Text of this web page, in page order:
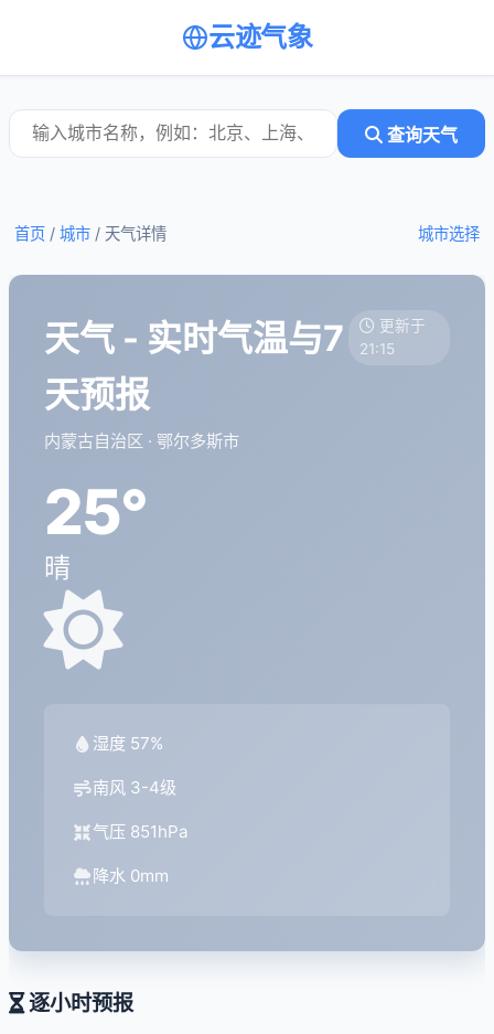
云迹气象
查询天气
城市选择
首页 / 城市 / 天气详情
天气 - 实时气温与7
天预报
内蒙古自治区 · 鄂尔多斯市
更新于
21:15
25°
晴
湿度 57%
南风 3-4级
气压 851hPa
降水 0mm
逐小时预报